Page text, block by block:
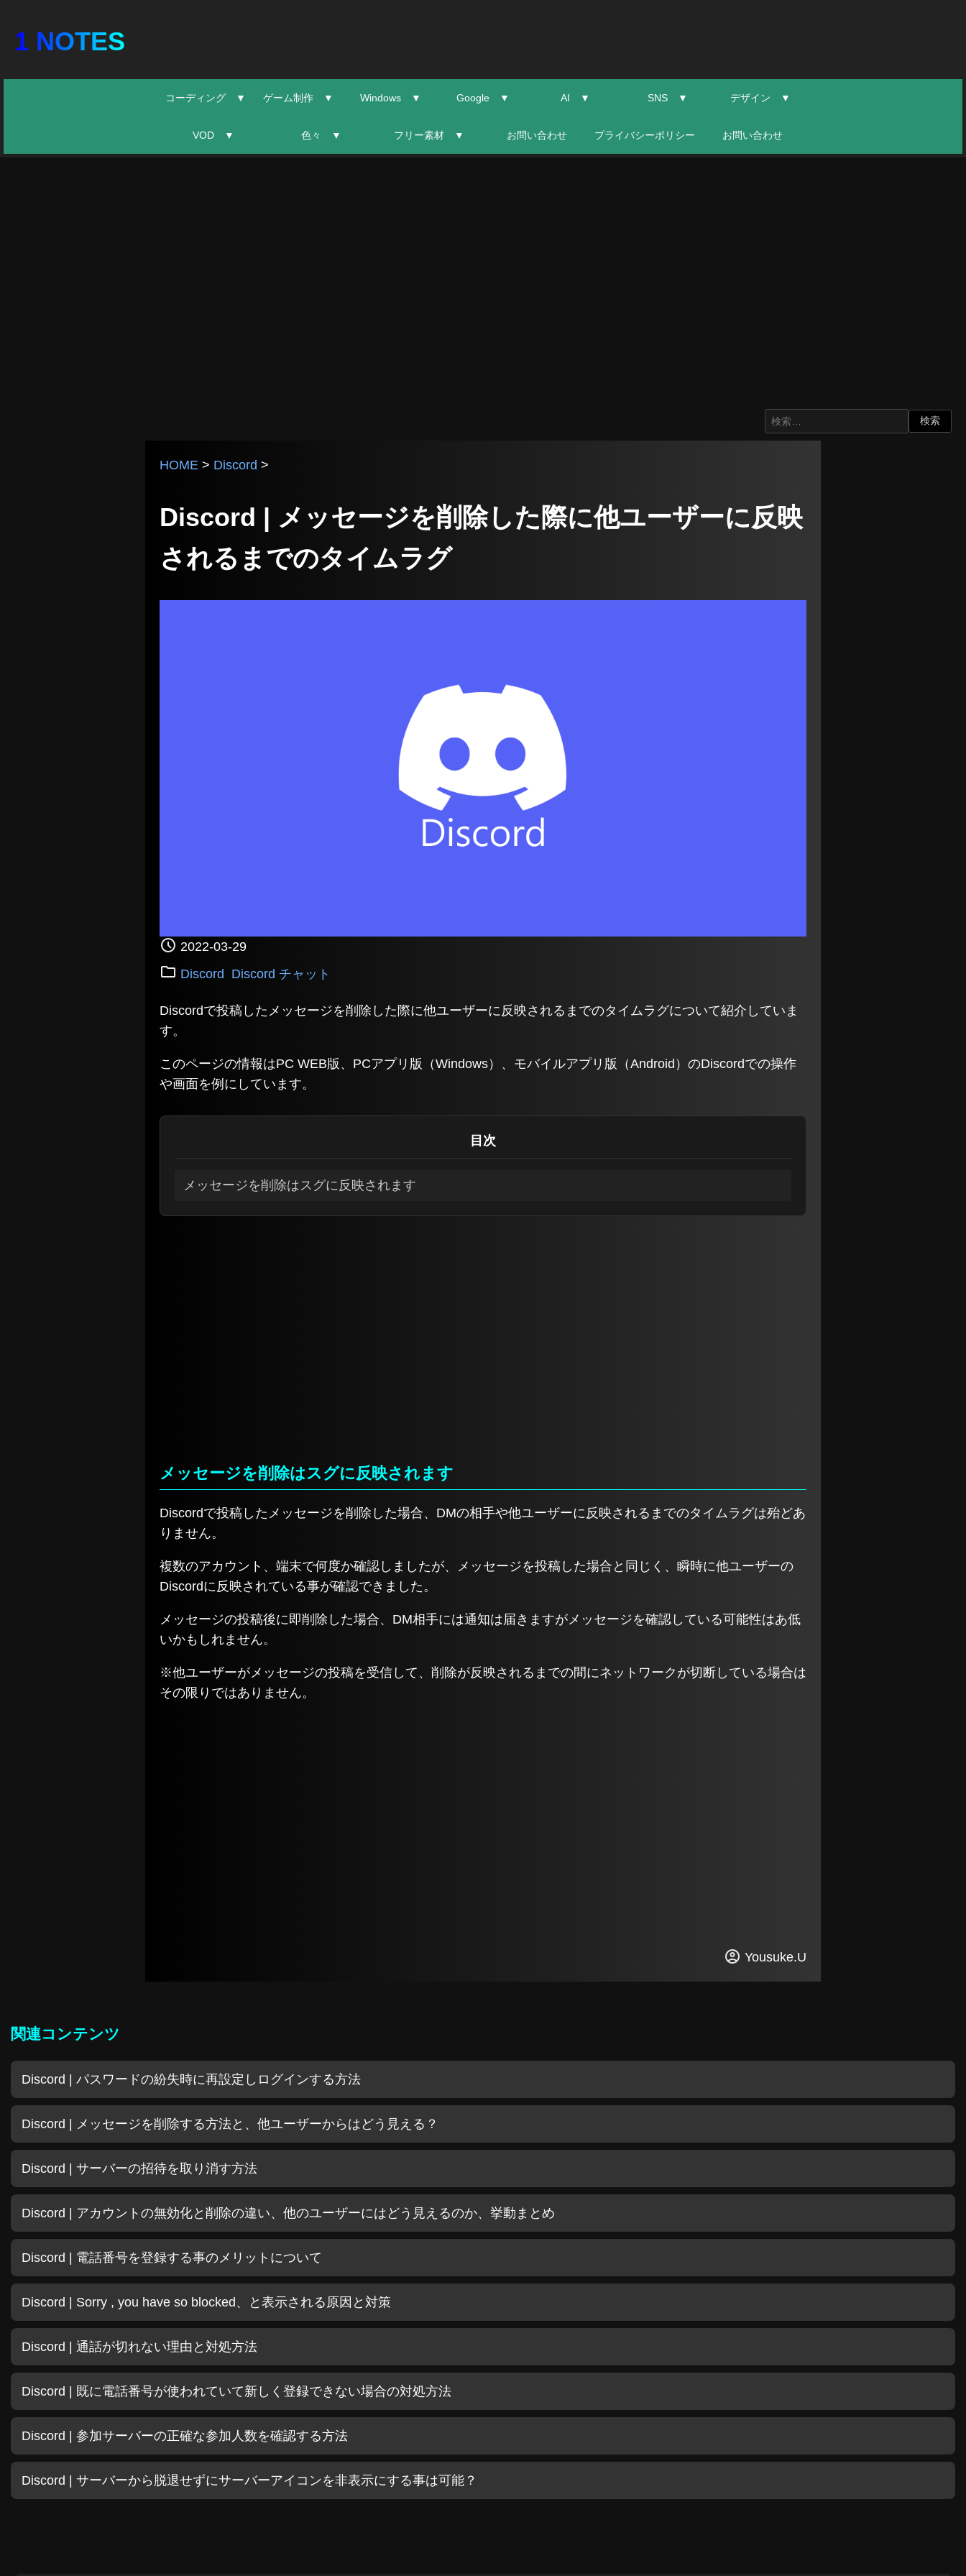
1 NOTES
コーディング ▼ ゲーム制作 ▼ Windows ▼ Google ▼ AI ▼ SNS ▼ デザイン ▼
VOD ▼ 色々 ▼ フリー素材 ▼ お問い合わせ プライバシーポリシー お問い合わせ
HOME > Discord >
Discord | メッセージを削除した際に他ユーザーに反映
されるまでのタイムラグ
2022-03-29
Discord Discord チャット
Discordで投稿したメッセージを削除した際に他ユーザーに反映されるまでのタイムラグについて紹介していま
す。
このページの情報はPC WEB版、PCアプリ版（Windows）、モバイルアプリ版（Android）のDiscordでの操作
や画面を例にしています。
目次
メッセージを削除はスグに反映されます
メッセージを削除はスグに反映されます
Discordで投稿したメッセージを削除した場合、DMの相手や他ユーザーに反映されるまでのタイムラグは殆どあ
りません。
複数のアカウント、端末で何度か確認しましたが、メッセージを投稿した場合と同じく、瞬時に他ユーザーの
Discordに反映されている事が確認できました。
メッセージの投稿後に即削除した場合、DM相手には通知は届きますがメッセージを確認している可能性はあ低
いかもしれません。
※他ユーザーがメッセージの投稿を受信して、削除が反映されるまでの間にネットワークが切断している場合は
その限りではありません。
Yousuke.U
関連コンテンツ
Discord | パスワードの紛失時に再設定しログインする方法
Discord | メッセージを削除する方法と、他ユーザーからはどう見える？
Discord | サーバーの招待を取り消す方法
Discord | アカウントの無効化と削除の違い、他のユーザーにはどう見えるのか、挙動まとめ
Discord | 電話番号を登録する事のメリットについて
Discord | Sorry , you have so blocked、と表示される原因と対策
Discord | 通話が切れない理由と対処方法
Discord | 既に電話番号が使われていて新しく登録できない場合の対処方法
Discord | 参加サーバーの正確な参加人数を確認する方法
Discord | サーバーから脱退せずにサーバーアイコンを非表示にする事は可能？